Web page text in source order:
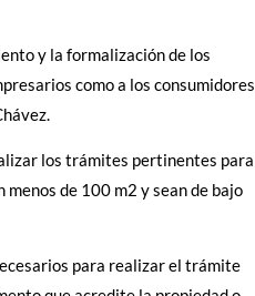
y la formalización de los
como a los consumidores
los trámites pertinentes para
de 100 m2 y sean de bajo
para realizar el trámite